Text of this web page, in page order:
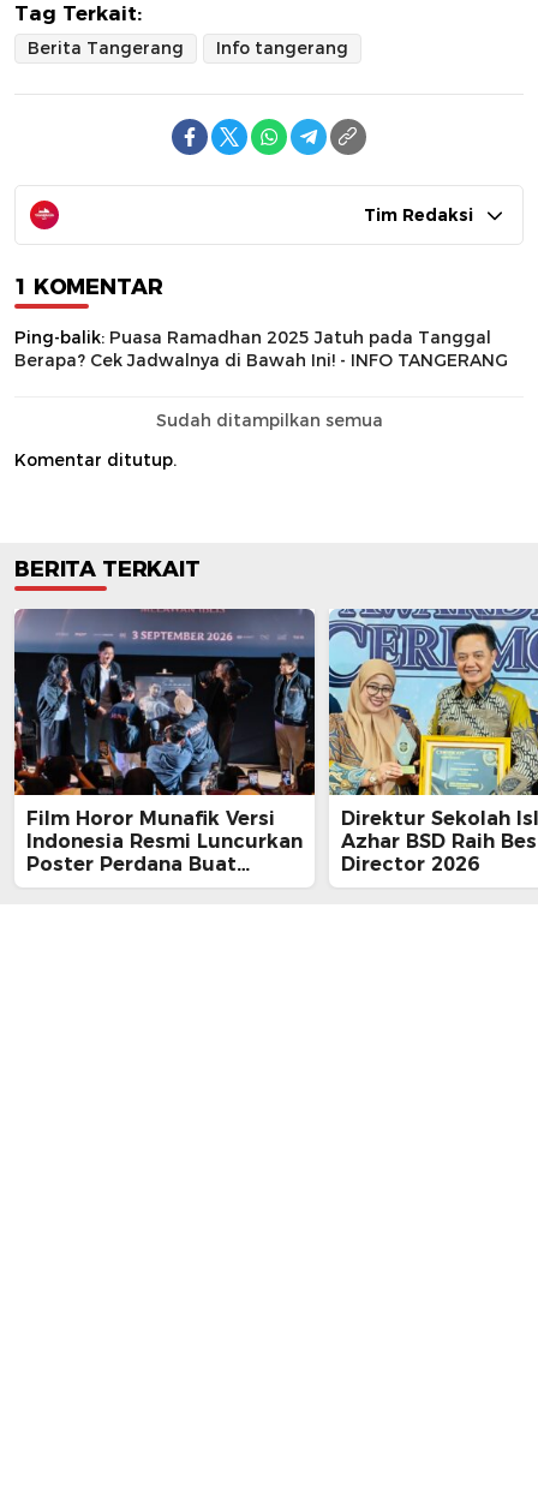
Tag Terkait:
Berita Tangerang Info tangerang
Tim Redaksi
1 KOMENTAR
Ping-balik: Puasa Ramadhan 2025 Jatuh pada Tanggal
Berapa? Cek Jadwalnya di Bawah Ini! - INFO TANGERANG
Sudah ditampilkan semua
Komentar ditutup.
BERITA TERKAIT
Film Horor Munafik Versi
Indonesia Resmi Luncurkan
Poster Perdana Buat
Kesan Spiritual Religi
Direktur Sekolah
Azhar BSD Raih
Director 2026